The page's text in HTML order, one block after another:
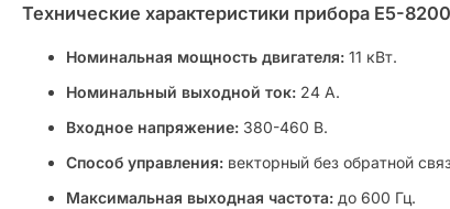
Технические характеристики прибора E5-
Номинальная мощность двигателя: 11 кВт.
Номинальный выходной ток: 24 А.
Входное напряжение: 380-460 В.
Способ управления: векторный без обратной
Максимальная выходная частота: до 600 Гц.